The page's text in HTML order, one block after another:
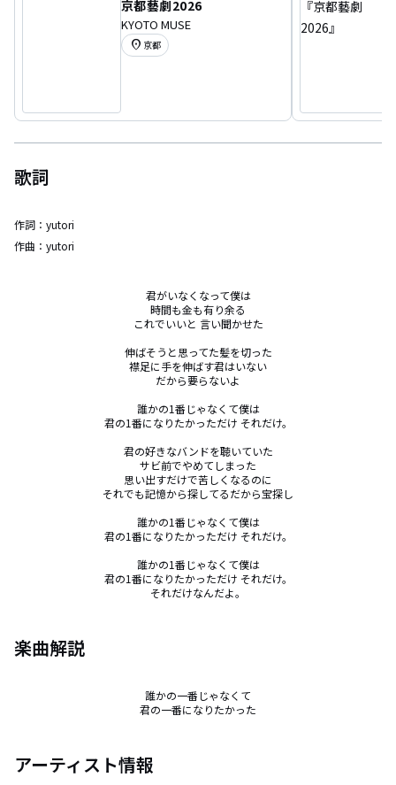
京都藝劇2026
KYOTO MUSE
location_on 京都
歌詞
作詞： yutori
作曲： yutori
君がいなくなって僕は
時間も金も有り余る
これでいいと 言い聞かせた
伸ばそうと思ってた髪を切った
襟足に手を伸ばす君はいない
だから要らないよ
誰かの1番じゃなくて僕は
君の1番になりたかっただけ それだけ。
君の好きなバンドを聴いていた
サビ前でやめてしまった
思い出すだけで苦しくなるのに
それでも記憶から探してるだから宝探し
誰かの1番じゃなくて僕は
君の1番になりたかっただけ それだけ。
誰かの1番じゃなくて僕は
君の1番になりたかっただけ それだけ。
それだけなんだよ。
楽曲解説
誰かの一番じゃなくて
君の一番になりたかった
アーティスト情報